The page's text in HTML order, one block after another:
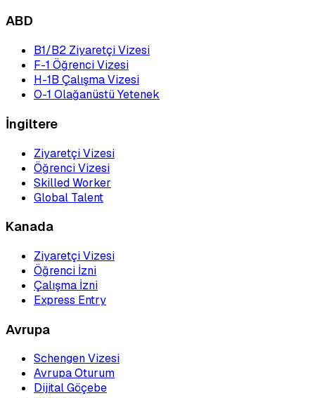
ABD
B1/B2 Ziyaretçi Vizesi
F-1 Öğrenci Vizesi
H-1B Çalışma Vizesi
O-1 Olağanüstü Yetenek
İngiltere
Ziyaretçi Vizesi
Öğrenci Vizesi
Skilled Worker
Global Talent
Kanada
Ziyaretçi Vizesi
Öğrenci İzni
Çalışma İzni
Express Entry
Avrupa
Schengen Vizesi
Avrupa Oturum
Dijital Göçebe